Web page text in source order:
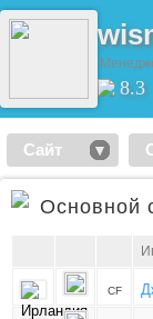
8.3
Сайт
Основной
CF